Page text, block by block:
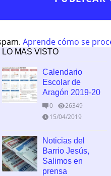
Aprende cómo se
LO MAS VISTO
Calendario
Escolar de
Aragón 2019-20
0
26349
15/04/2019
Noticias del
Barrio Jesús,
Salimos en
prensa